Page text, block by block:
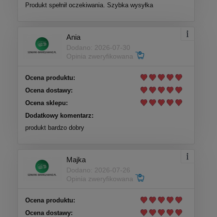
Produkt spełnił oczekiwania. Szybka wysyłka
Ania
Dodano: 2026-07-30
Opinia zweryfikowana
Ocena produktu:
Ocena dostawy:
Ocena sklepu:
Dodatkowy komentarz:
produkt bardzo dobry
Majka
Dodano: 2026-07-26
Opinia zweryfikowana
Ocena produktu:
Ocena dostawy: